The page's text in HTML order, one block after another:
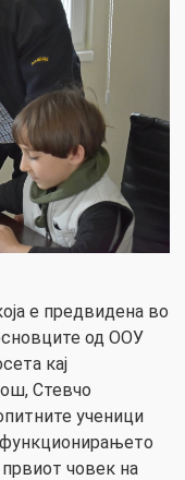
е предвидена во
од ООУ
кај
Стевчо
ученици
човек на